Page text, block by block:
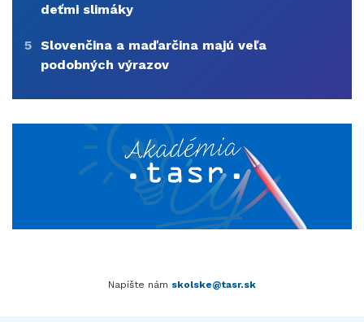
deťmi slimáky
5 Slovenčina a maďarčina majú veľa
podobných výrazov
Napíšte nám skolske@tasr.sk